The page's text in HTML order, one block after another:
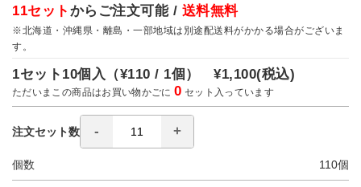
11セット からご注文可能 / 送料無料
※北海道・沖縄県・離島・一部地域は別途配送料がかかる場合がございま
す。
1セット10個入（¥110 / 1個）¥1,100(税込)
ただいまこの商品はお買い物かごに0 セット入っています
注文セット数
個数 110個